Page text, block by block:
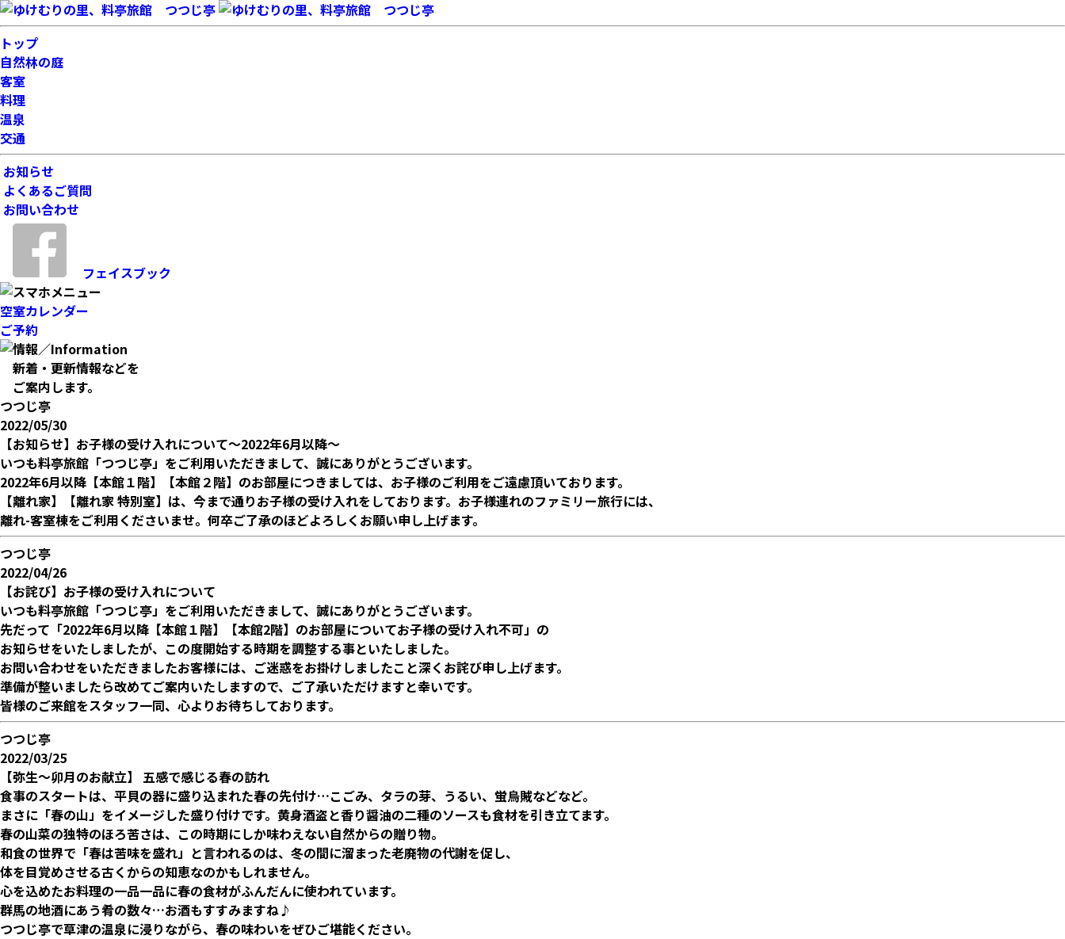
トップ
自然林の庭
客室
料理
温泉
交通
お知らせ
よくあるご質問
お問い合わせ
フェイスブック
空室カレンダー
ご予約
新着・更新情報などを
ご案内します。
つつじ亭
2022/05/30
【お知らせ】お子様の受け入れについて〜2022年6月以降〜
いつも料亭旅館「つつじ亭」をご利用いただきまして、誠にありがとうございます。
2022年6月以降【本館１階】【本館２階】のお部屋につきましては、お子様のご利用をご遠慮頂いております。
【離れ家】【離れ家 特別室】は、今まで通りお子様の受け入れをしております。お子様連れのファミリー旅行には、
離れ-客室棟をご利用くださいませ。何卒ご了承のほどよろしくお願い申し上げます。
つつじ亭
2022/04/26
【お詫び】お子様の受け入れについて
いつも料亭旅館「つつじ亭」をご利用いただきまして、誠にありがとうございます。
先だって「2022年6月以降【本館１階】【本館2階】のお部屋についてお子様の受け入れ不可」の
お知らせをいたしましたが、この度開始する時期を調整する事といたしました。
お問い合わせをいただきましたお客様には、ご迷惑をお掛けしましたこと深くお詫び申し上げます。
準備が整いましたら改めてご案内いたしますので、ご了承いただけますと幸いです。
皆様のご来館をスタッフ一同、心よりお待ちしております。
つつじ亭
2022/03/25
【弥生～卯月のお献立】 五感で感じる春の訪れ
食事のスタートは、平貝の器に盛り込まれた春の先付け…こごみ、タラの芽、うるい、蛍烏賊などなど。
まさに「春の山」をイメージした盛り付けです。黄身酒盗と香り醤油の二種のソースも食材を引き立てます。
春の山菜の独特のほろ苦さは、この時期にしか味わえない自然からの贈り物。
和食の世界で「春は苦味を盛れ」と言われるのは、冬の間に溜まった老廃物の代謝を促し、
体を目覚めさせる古くからの知恵なのかもしれません。
心を込めたお料理の一品一品に春の食材がふんだんに使われています。
群馬の地酒にあう肴の数々…お酒もすすみますね♪
つつじ亭で草津の温泉に浸りながら、春の味わいをぜひご堪能ください。